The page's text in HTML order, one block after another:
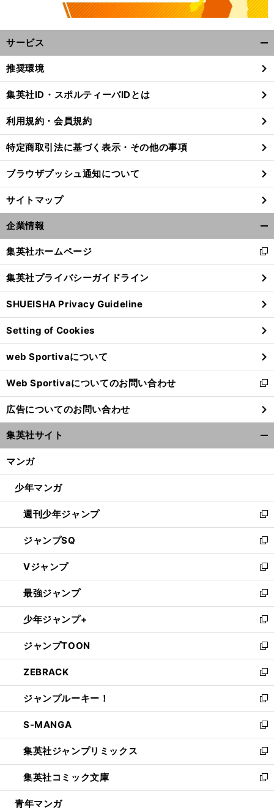
新
」
・
前
サービス
閉
る
推奨環境
集英社ID・スポルティーバIDとは
利用規約・会員規約
特定商取引法に基づく表示・その他の事項
ブラウザプッシュ通知について
サイトマップ
企業情報
閉
る
集英社ホームページ
新
し
い
ウ
ィ
ン
ド
ウ
で
開
く
集英社プライバシーガイドライン
SHUEISHA Privacy Guideline
Setting of Cookies
web Sportivaについて
Web Sportivaについてのお問い合わせ
新
し
い
ウ
ィ
ン
ウ
開
く
広告についてのお問い合わせ
集英社サイト
マンガ
少年マンガ
週刊少年ジャンプ
新
し
い
ウ
ィ
ン
ド
ウ
で
開
く
ジャンプSQ
新
し
い
ウ
ィ
ン
ド
ウ
で
開
く
Vジャンプ
新
し
い
ウ
ィ
ン
ド
ウ
で
開
く
最強ジャンプ
新
し
い
ウ
ィ
ン
ド
ウ
で
開
く
少年ジャンプ+
新
し
い
ウ
ィ
ン
ド
ウ
で
開
く
ジャンプTOON
新
し
い
ウ
ィ
ン
ド
ウ
で
開
く
ZEBRACK
新
し
い
ウ
ィ
ン
ド
ウ
で
開
ジャンプルーキー！
新
し
い
ウ
ィ
ン
ド
ウ
S-MANGA
新
し
い
ウ
ィ
ン
集英社ジャンプリミックス
新
し
い
ウ
集英社コミック文庫
新
し
青年マンガ